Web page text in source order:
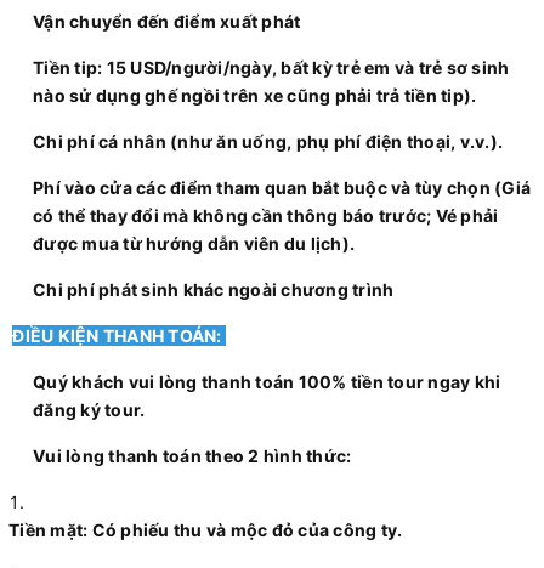
Vận chuyển đến điểm xuất phát
Tiền tip: 15 USD/người/ngày, bất kỳ trẻ em và trẻ sơ sinh
nào sử dụng ghế ngồi trên xe cũng phải trả tiền tip).
Chi phí cá nhân (như ăn uống, phụ phí điện thoại, v.v.).
Phí vào cửa các điểm tham quan bắt buộc và tùy chọn (Giá
có thể thay đổi mà không cần thông báo trước; Vé phải
được mua từ hướng dẫn viên du lịch).
Chi phí phát sinh khác ngoài chương trình
ĐIỀU KIỆN THANH TOÁN:
Quý khách vui lòng thanh toán 100% tiền tour ngay khi
đăng ký tour.
Vui lòng thanh toán theo 2 hình thức:
Tiền mặt: Có phiếu thu và mộc đỏ của công ty.